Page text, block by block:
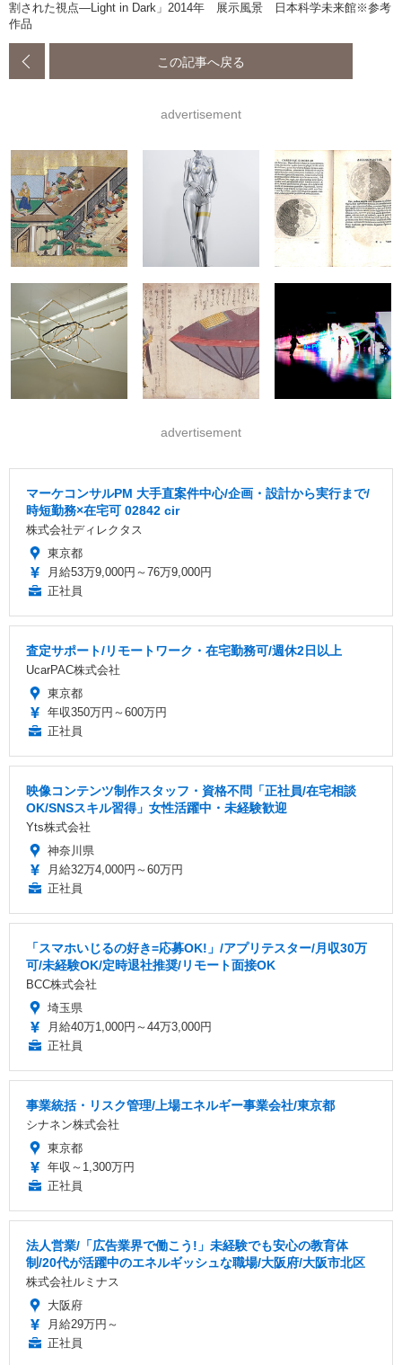
割された視点―Light in Dark」2014年 展示風景 日本科学未来館※参考
作品
この記事へ戻る
advertisement
advertisement
マーケコンサルPM 大手直案件中心/企画・設計から実行まで/
時短勤務×在宅可 02842 cir
株式会社ディレクタス
東京都
月給53万9,000円～76万9,000円
正社員
査定サポート/リモートワーク・在宅勤務可/週休2日以上
UcarPAC株式会社
東京都
年収350万円～600万円
正社員
映像コンテンツ制作スタッフ・資格不問「正社員/在宅相談
OK/SNSスキル習得」女性活躍中・未経験歓迎
Yts株式会社
神奈川県
月給32万4,000円～60万円
正社員
「スマホいじるの好き=応募OK!」/アプリテスター/月収30万
可/未経験OK/定時退社推奨/リモート面接OK
BCC株式会社
埼玉県
月給40万1,000円～44万3,000円
正社員
事業統括・リスク管理/上場エネルギー事業会社/東京都
シナネン株式会社
東京都
年収～1,300万円
正社員
法人営業/「広告業界で働こう!」未経験でも安心の教育体
制/20代が活躍中のエネルギッシュな職場/大阪府/大阪市北区
株式会社ルミナス
大阪府
月給29万円～
正社員